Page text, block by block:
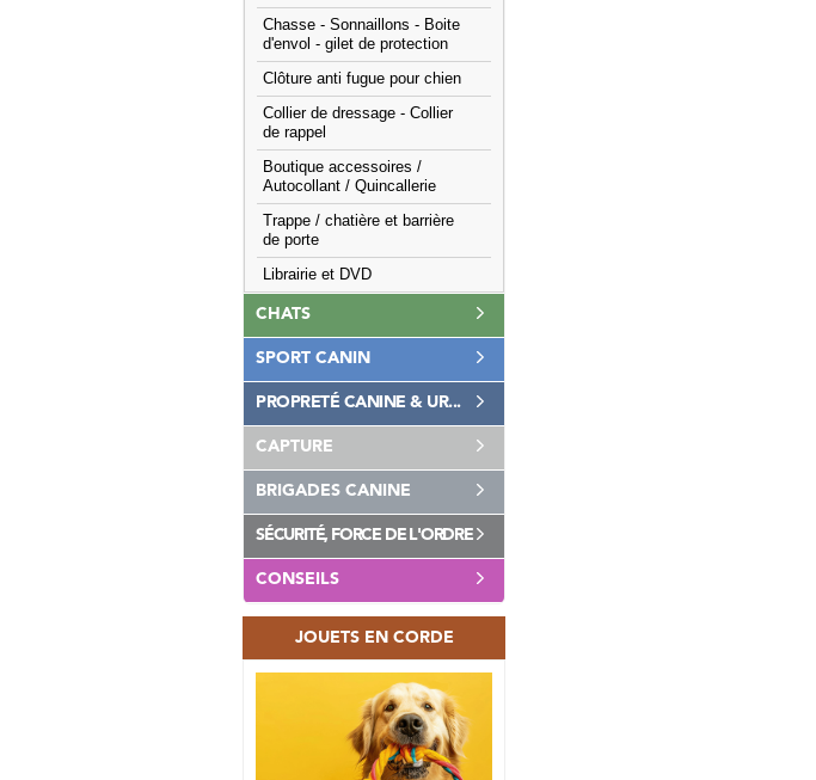
Chasse - Sonnaillons - Boite
d'envol - gilet de protection
Clôture anti fugue pour chien
Collier de dressage - Collier
de rappel
Boutique accessoires /
Autocollant / Quincallerie
Trappe / chatière et barrière
de porte
Librairie et DVD
CHATS
SPORT CANIN
PROPRETÉ CANINE & UR...
CAPTURE
BRIGADES CANINE
SÉCURITÉ, FORCE DE L'ORDRE
CONSEILS
JOUETS EN CORDE